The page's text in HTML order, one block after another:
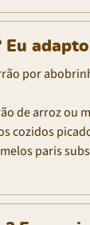
Eu
por
de arroz ou
cozidos
paris